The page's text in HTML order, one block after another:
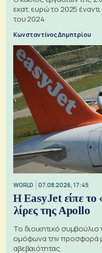
εκατ. ευρώ το 2025
του 2024
Κωνσταντίνος Δημητρίου
WORLD 07.08.2026, 17:45
Η EasyJet είπε το
λίρες της Apollo
Το διοικητικό
ομόφωνα την προσφορά
αβεβαιότητας